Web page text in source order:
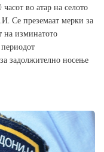
во атар на селото
Се преземаат мерки за
на изминатото
задолжително носење